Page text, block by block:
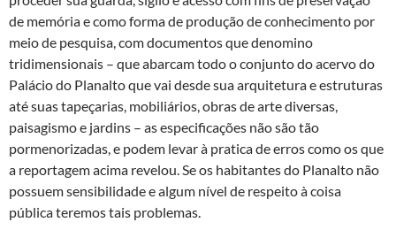
de memória e como forma de produção de conhecimento por
meio de pesquisa, com documentos que denomino
tridimensionais – que abarcam todo o conjunto do acervo do
Palácio do Planalto que vai desde sua arquitetura e estruturas
até suas tapeçarias, mobiliários, obras de arte diversas,
paisagismo e jardins – as especificações não são tão
pormenorizadas, e podem levar à pratica de erros como os que
a reportagem acima revelou. Se os habitantes do Planalto não
possuem sensibilidade e algum nível de respeito à coisa
pública teremos tais problemas.